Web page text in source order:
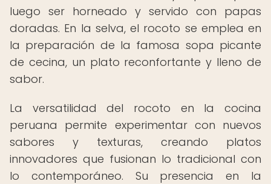
luego ser horneado y servido con papas
doradas. En la selva, el rocoto se emplea en
la preparación de la famosa sopa picante
de cecina, un plato reconfortante y lleno de
sabor.
La versatilidad del rocoto en la cocina
peruana permite experimentar con nuevos
sabores y texturas, creando platos
innovadores que fusionan lo tradicional con
lo contemporáneo. Su presencia en la